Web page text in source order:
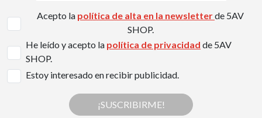
Acepto la política de alta en la newsletterde 5AV
SHOP.
He leído y acepto la política de privacidad de 5AV
SHOP.
Estoy interesado en recibir publicidad.
¡SUSCRIBIRME!